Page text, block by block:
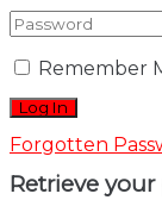
Remember
Forgotten
Retrieve